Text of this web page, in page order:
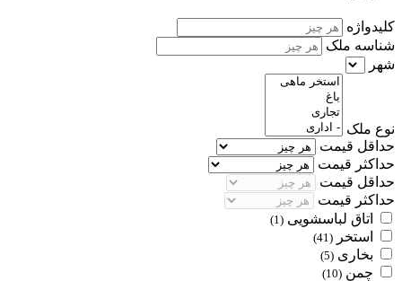
کلیدواژه
شناسه ملک
شهر
نوع ملک
حداقل قیمت
حداکثر قیمت
حداقل قیمت
حداکثر قیمت
اتاق لباسشویی (1)
استخر (41)
بخاری (5)
چمن (10)